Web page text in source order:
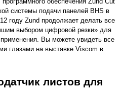
системы подачи панелей BHS в
году Zund продолжает делать все
выбором цифровой резки» для
Вы можете увидеть все
глазами на выставке Viscom в
листов для